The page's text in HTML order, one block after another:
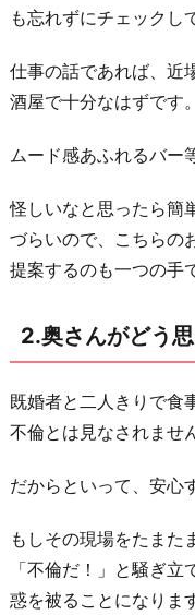
思
う
考
て
み
る
気
り
が
な
い
な
ら
も忘れずにチェックし
仕事の話であれば、近
酒屋で十分なはずです。
ムード感あふれるバー
怪しいなと思ったら簡
づらいので、こちらの
提案するのも一つの手
2.奥さんがどう
既婚者と二人きりで食
不倫とは見なされませ
だからといって、安心
もしその現場をたまた
「不倫だ！」と騒ぎ
惑を被ることになりま